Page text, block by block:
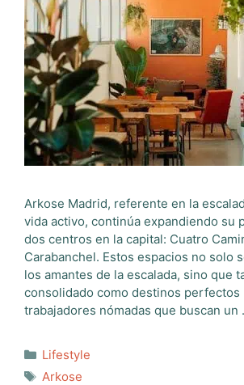
Arkose Madrid, referente en la
vida activo, continúa expandiendo su
dos centros en la capital: Cuatro
Carabanchel. Estos espacios no solo
los amantes de la escalada, sino que
consolidado como destinos perfectos
trabajadores nómadas que buscan un
Categorías
Lifestyle
Etiquetas
Arkose